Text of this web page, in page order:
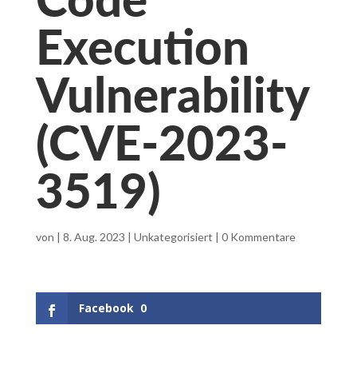
Execution
Vulnerability
(CVE-2023-
3519)
von | 8. Aug. 2023 | Unkategorisiert | 0 Kommentare
Facebook 0